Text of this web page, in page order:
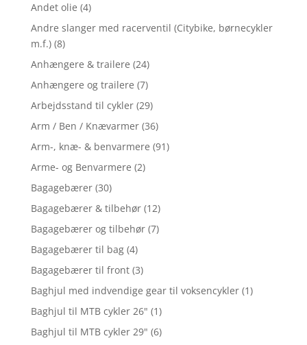
Andet olie (4)
Andre slanger med racerventil (Citybike, børnecykler
m.f.) (8)
Anhængere & trailere (24)
Anhængere og trailere (7)
Arbejdsstand til cykler (29)
Arm / Ben / Knævarmer (36)
Arm-, knæ- & benvarmere (91)
Arme- og Benvarmere (2)
Bagagebærer (30)
Bagagebærer & tilbehør (12)
Bagagebærer og tilbehør (7)
Bagagebærer til bag (4)
Bagagebærer til front (3)
Baghjul med indvendige gear til voksencykler (1)
Baghjul til MTB cykler 26" (1)
Baghjul til MTB cykler 29" (6)